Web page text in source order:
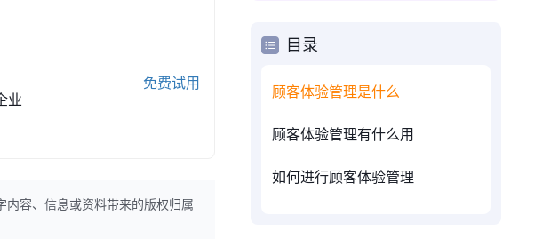
业
免费试用
内容、信息或资料带来的版权归属
目录
顾客体验管理是什么
顾客体验管理有什么用
如何进行顾客体验管理